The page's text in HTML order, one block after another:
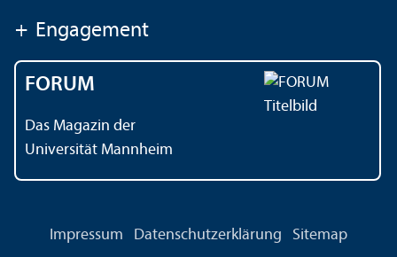
+ Engagement
FORUM
Das Magazin der
Universität Mannheim
Impressum Datenschutz­erklärung Sitemap